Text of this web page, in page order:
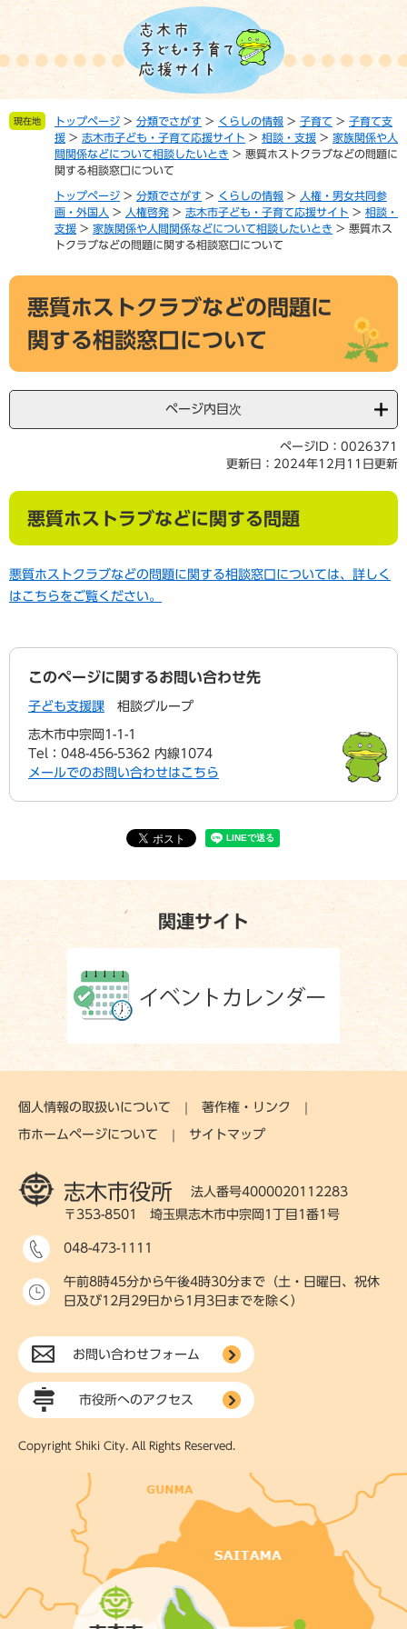
の
で
ー
ば 現在地 トップページ > 分類でさがす > くらしの情報 > 子育て > 子育て支
援 > 志木市子ども・子育て応援サイト > 相談・支援 > 家族関係や人
間関係などについて相談したいとき > 悪質ホストクラブなどの問題に
関する相談窓口について
トップページ > 分類でさがす > くらしの情報 >
人権・男女共同参
画・外国人 > 人権啓発 > 志木市子ども・子育て応援サイト > 相談・
支援 > 家族関係や人間関係などについて相談したいとき > 悪質ホス
トクラブなどの問題に関する相談窓口について
本
悪質ホストクラブなどの問題に
関する相談窓口について
ページ内目次
ページID：0026371
更新日：2024年12月11日更新
悪質ホストラブなどに関する問題
悪質ホストクラブなどの問題に関する相談窓口については、詳しく
はこちらをご覧ください。
このページに関するお問い合わせ先
子ども支援課 相談グループ
志木市中宗岡1-1-1
Tel：048-456-5362 内線1074
メールでのお問い合わせはこちら
関連サイト
個人情報の取扱いについて 著作権・リンク
市ホームページについて サイトマップ
志木市役所
法人番号4000020112283
〒353-8501 埼玉県志木市中宗岡1丁目1番1号
048-473-1111
午前8時45分から午後4時30分まで（土・日曜日、祝休
日及び12月29日から1月3日までを除く）
お問い合わせフォーム
市役所へのアクセス
Copyright Shiki City. All Rights Reserved.